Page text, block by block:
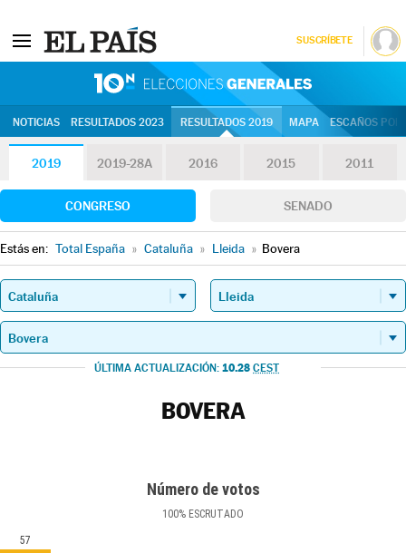
SUSCRÍBETE
NOTICIAS RESULTADOS 2023 RESULTADOS 2019 MAPA ESCAÑOS
2019 2019-28A 2016 2015 2011
CONGRESO SENADO
Estás en: Total España » Cataluña » Lleida » Bovera
ÚLTIMA ACTUALIZACIÓN: 10.28 CEST
BOVERA
Número de votos
100% ESCRUTADO
57